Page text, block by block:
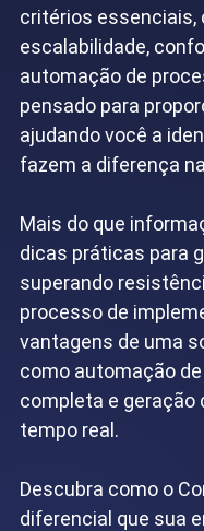
critérios essenciais,
escalabilidade,
automação de
pensado para
ajudando você a
fazem a diferença
Mais do que
dicas práticas para
superando
processo de
vantagens de uma
como automação
completa e geração
tempo real.
Descubra como o
diferencial que sua